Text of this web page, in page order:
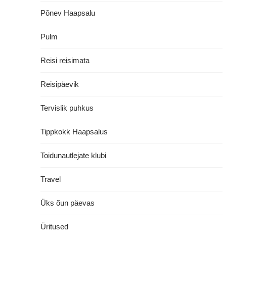
Põnev Haapsalu
Pulm
Reisi reisimata
Reisipäevik
Tervislik puhkus
Tippkokk Haapsalus
Toidunautlejate klubi
Travel
Üks õun päevas
Üritused